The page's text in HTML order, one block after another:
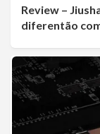
Review –
diferentão